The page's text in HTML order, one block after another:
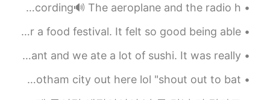
でも、2020年に私に起こった最高のこ
します。
でも、2020年に私に起こった最高のこ
とは、間違いなく
それ ら全 てを打ち負
かします。
🇺🇸ENGLISH PRONUNCIATION PRACTICE 🎧Listen and leave your recording🔊 The aeroplane and the radio h...
Finally Disneyland California adventure opened up for a food festival. It felt so good being able...
Yesterday my friends and I went to a Japanese restaurant and we ate a lot of sushi. It was really...
Tonight in the Rain 🌧️☔ in Boston ☺️☺️☺️☺️💕 looks like Gotham city out here lol "shout out to bat...